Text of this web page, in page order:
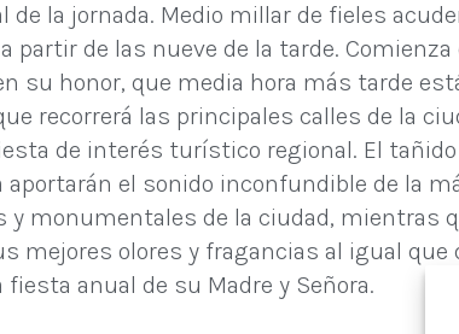
la jornada. Medio millar de fieles
partir de las nueve de la tarde.
su honor, que media hora más tarde
recorrerá las principales calles de la
de interés turístico regional. El
aportarán el sonido inconfundible de la
monumentales de la ciudad, mientras
mejores olores y fragancias al igual
anual de su Madre y Señora.